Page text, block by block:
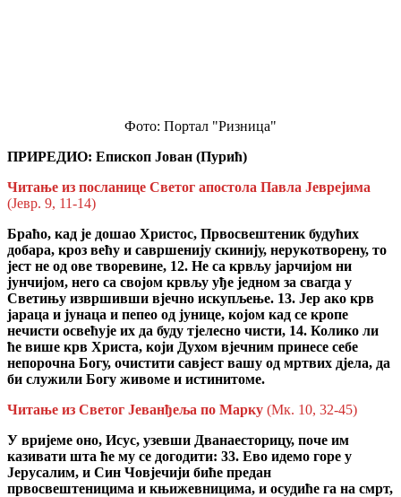
Фото: Портал "Ризница"
ПРИРЕДИО: Епископ Јован (Пурић)
Читање из посланице Светог апостола Павла Јеврејима
(Јевр. 9, 11-14)
Браћо, кад је дошао Христос, Првосвештеник будућих
добара, кроз већу и савршенију скинију, нерукотворену, то
јест не од ове творевине, 12. Не са крвљу јарчијом ни
јунчијом, него са својом крвљу уђе једном за свагда у
Светињу извршивши вјечно искупљење. 13. Јер ако крв
јараца и јунаца и пепео од јунице, којом кад се кропе
нечисти освећује их да буду тјелесно чисти, 14. Колико ли
ће више крв Христа, који Духом вјечним принесе себе
непорочна Богу, очистити савјест вашу од мртвих дјела, да
би служили Богу живоме и истинитоме.
Читање из Светог Јеванђеља по Марку (Мк. 10, 32-45)
У вријеме оно, Исус, узевши Дванаесторицу, поче им
казивати шта ће му се догодити: 33. Ево идемо горе у
Јерусалим, и Син Човјечији биће предан
првосвештеницима и књижевницима, и осудиће га на смрт,